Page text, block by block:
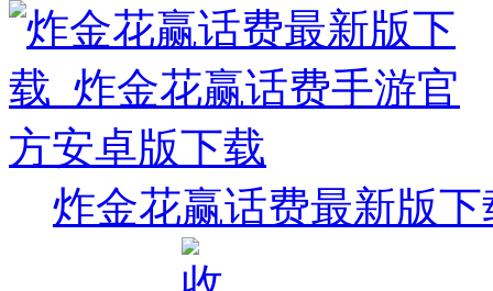
炸金花赢话费最新版